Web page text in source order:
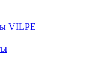
VILPE